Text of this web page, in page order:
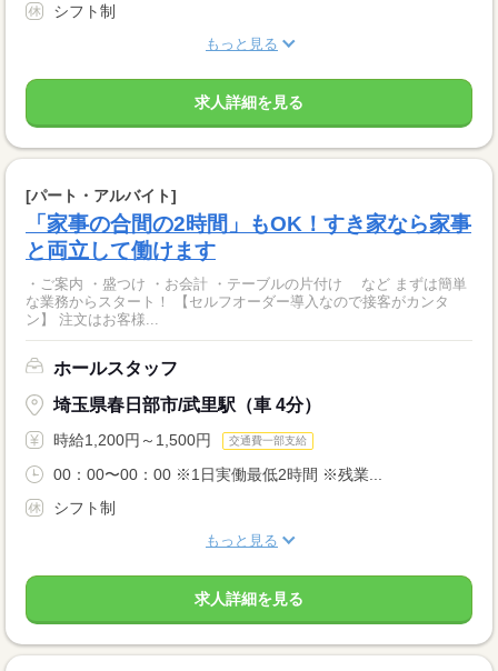
シフト制
もっと見る
求人詳細を見る
[パート・アルバイト]
「家事の合間の2時間」もOK！すき家なら家事
と両立して働けます
・ご案内 ・盛つけ ・お会計 ・テーブルの片付け など まずは簡単
な業務からスタート！ 【セルフオーダー導入なので接客がカンタ
ン】 注文はお客様...
ホールスタッフ
埼玉県春日部市/武里駅（車 4分）
時給1,200円～1,500円 交通費一部支給
00：00〜00：00 ※1日実働最低2時間 ※残業...
シフト制
もっと見る
求人詳細を見る